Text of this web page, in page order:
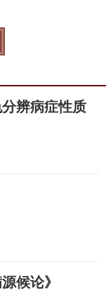
辨病症性质
候论》